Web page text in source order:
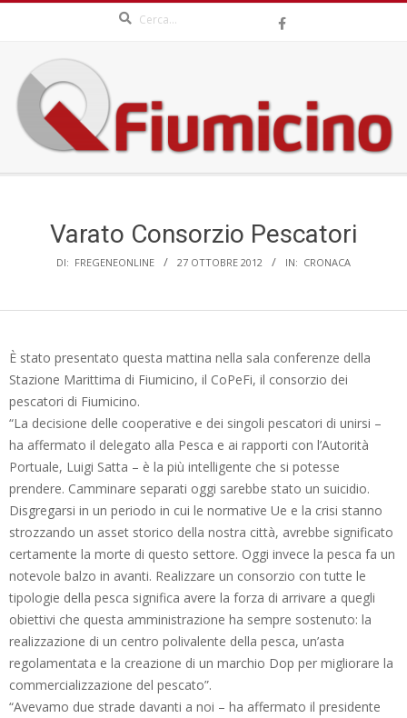
content
QFIUMICINO.COM
Varato Consorzio Pescatori
DI: FREGENEONLINE 27 OTTOBRE 2012 IN: CRONACA
È stato presentato questa mattina nella sala conferenze della
Stazione Marittima di Fiumicino, il CoPeFi, il consorzio dei
pescatori di Fiumicino.
“La decisione delle cooperative e dei singoli pescatori di unirsi –
ha affermato il delegato alla Pesca e ai rapporti con l’Autorità
Portuale, Luigi Satta – è la più intelligente che si potesse
prendere. Camminare separati oggi sarebbe stato un suicidio.
Disgregarsi in un periodo in cui le normative Ue e la crisi stanno
strozzando un asset storico della nostra città, avrebbe significato
certamente la morte di questo settore. Oggi invece la pesca fa un
notevole balzo in avanti. Realizzare un consorzio con tutte le
tipologie della pesca significa avere la forza di arrivare a quegli
obiettivi che questa amministrazione ha sempre sostenuto: la
realizzazione di un centro polivalente della pesca, un’asta
regolamentata e la creazione di un marchio Dop per migliorare la
commercializzazione del pescato”.
“Avevamo due strade davanti a noi – ha affermato il presidente